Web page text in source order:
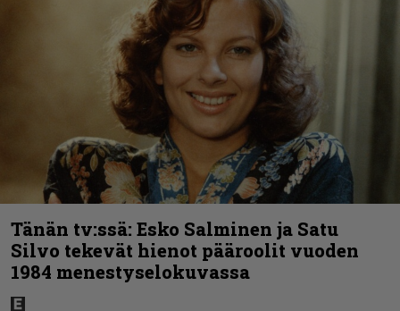
Tänän tv:ssä: Esko Salminen ja Satu
Silvo tekevät hienot pääroolit vuoden
1984 menestyselokuvassa